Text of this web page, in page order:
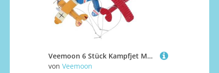
Veemoon 6 Stück Kampfjet Modell Heimdekoration Metall Druckguss Flugzeug Metallflugzeuge Flugzeugmodelle Für Erwachsene Retro Flugzeugmodell Retro Flugzeug Ornament Modellflugzeug
von Veemoon